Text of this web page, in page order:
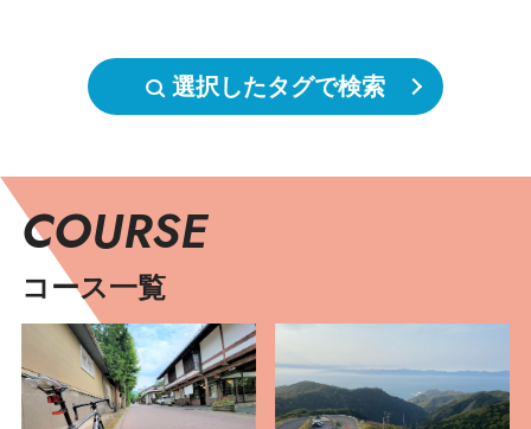
選択したタグで検索
COURSE
コース一覧